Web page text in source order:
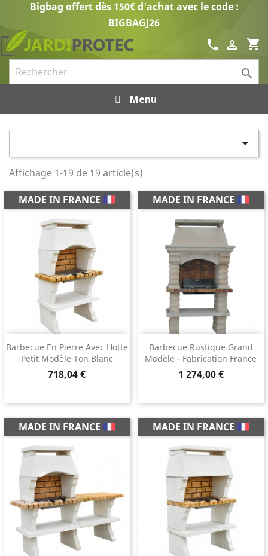
Bigbag offert dès 150€ d'achat avec le code :
BIGBAGJ26
shopping_cart

call

Menu

Affichage 1-19 de 19 article(s)
Barbecue En Pierre Avec Hotte
Petit Modèle Ton Blanc
Prix
718,04 €
MADE IN FRANCE
Barbecue Rustique Grand
Modèle - Fabrication France
Prix
1 274,00 €
MADE IN FRANCE
MADE IN FRANCE MADE IN FRANCE